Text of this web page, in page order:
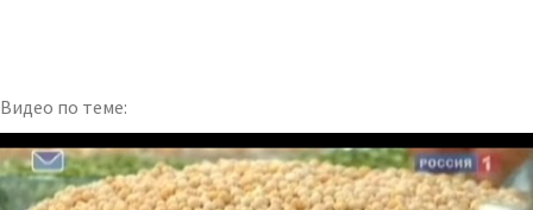
Видео по теме: